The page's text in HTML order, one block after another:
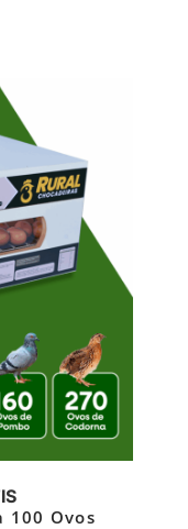
100 Ovos